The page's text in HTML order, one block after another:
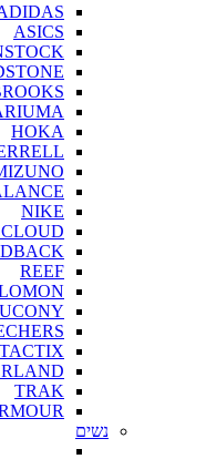
ASICS
HOKA
NIKE
REEF
TACTIX
TRAK
נשים